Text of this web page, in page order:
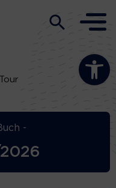
Ouvrir la
-